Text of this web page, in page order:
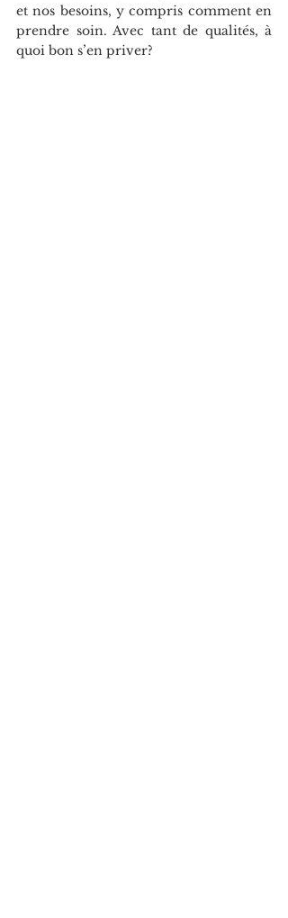
et nos besoins, y compris comment en
prendre soin. Avec tant de qualités, à
quoi bon s’en priver?